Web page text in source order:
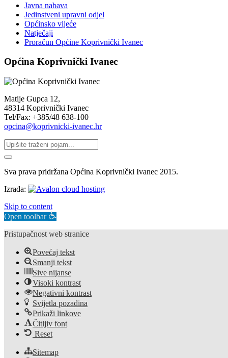
Javna nabava
Jedinstveni upravni odjel
Općinsko vijeće
Natječaji
Proračun Općine Koprivnički Ivanec
Općina Koprivnički Ivanec
Matije Gupca 12,
48314 Koprivnički Ivanec
Tel/Fax: +385/48 638-100
opcina@koprivnicki-ivanec.hr
Sva prava pridržana Općina Koprivnički Ivanec 2015.
Izrada:
Skip to content
Open toolbar
Pristupačnost web stranice
Povećaj tekst
Smanji tekst
Sive nijanse
Visoki kontrast
Negativni kontrast
Svijetla pozadina
Prikaži linkove
Čitljiv font
Reset
Sitemap